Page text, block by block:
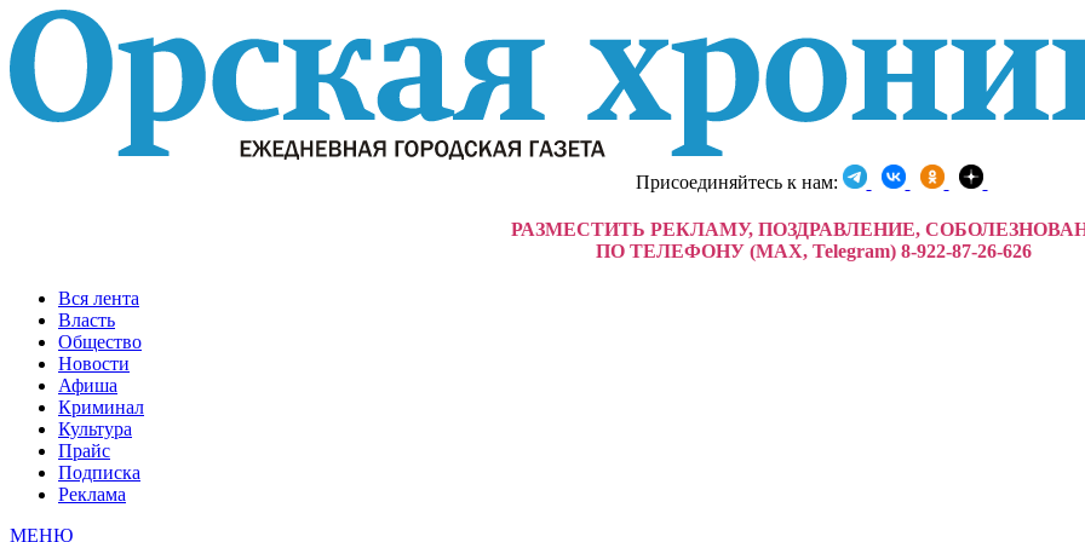
Присоединяйтесь к нам:
РАЗМЕСТИТЬ РЕКЛАМУ, ПОЗДРАВЛЕНИЕ,
ПО ТЕЛЕФОНУ (MAX, Telegram) 8-922-87-26-626
Вся лента
Власть
Общество
Новости
Афиша
Криминал
Культура
Прайс
Подписка
Реклама
МЕНЮ